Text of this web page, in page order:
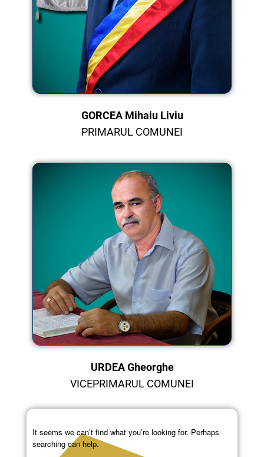
GORCEA Mihaiu Liviu
PRIMARUL COMUNEI
URDEA Gheorghe
VICEPRIMARUL COMUNEI
It seems we can’t find what you’re looking for. Perhaps
searching can help.